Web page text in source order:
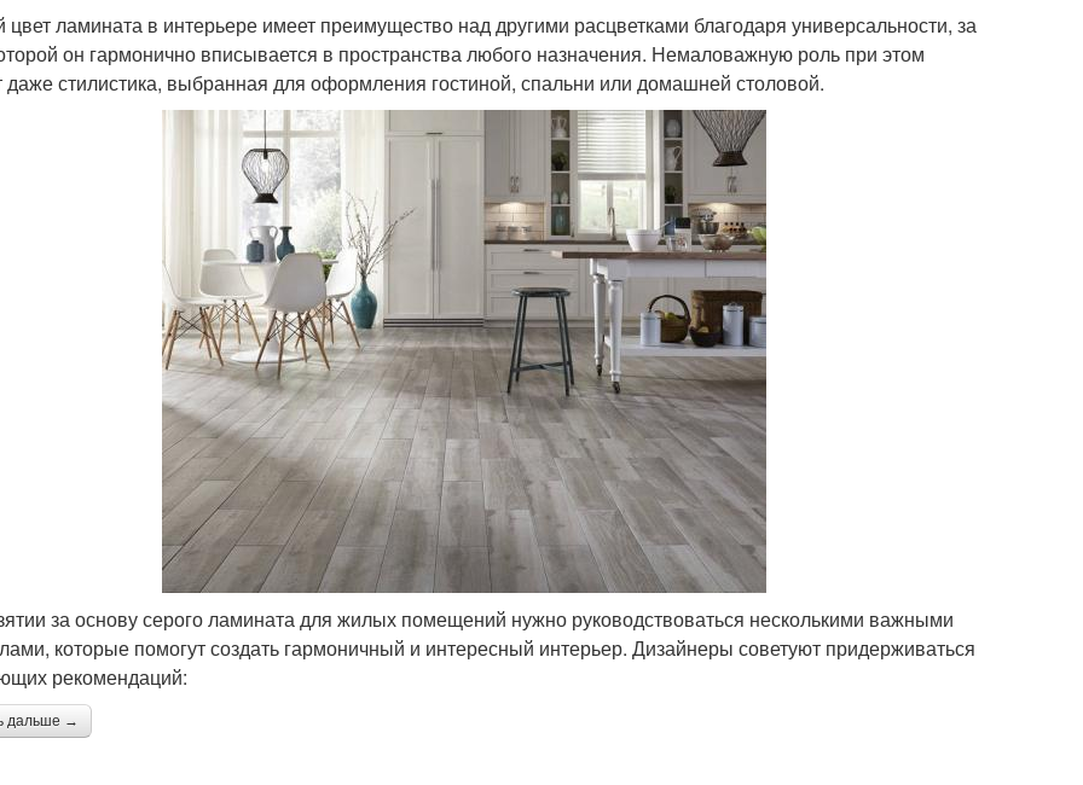
ламината в интерьере имеет преимущество над другими расцветками благодаря универсальности, за
он гармонично вписывается в пространства любого назначения. Немаловажную роль при этом
даже стилистика, выбранная для оформления гостиной, спальни или домашней столовой.
за основу серого ламината для жилых помещений нужно руководствоваться несколькими важными
которые помогут создать гармоничный и интересный интерьер. Дизайнеры советуют придерживаться
рекомендаций:
дальше →